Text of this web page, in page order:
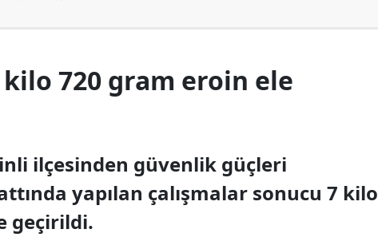
720 gram eroin ele
ilçesinden güvenlik güçleri
yapılan çalışmalar sonucu 7 kilo
geçirildi.